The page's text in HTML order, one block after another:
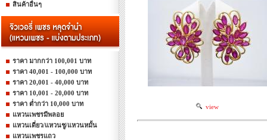
สินค้าอื่นๆ
ราคา มากกว่า 100,001 บาท
ราคา 40,001 - 100,000 บาท
ราคา 20,001 - 40,000 บาท
ราคา 10,001 - 20,000 บาท
ราคา ต่ำกว่า 10,000 บาท
แหวนเพชรมีพลอย
แหวนเดี่ยว/แหวนชู/แหวนหมั้น
แหวนเพชรแถว
view